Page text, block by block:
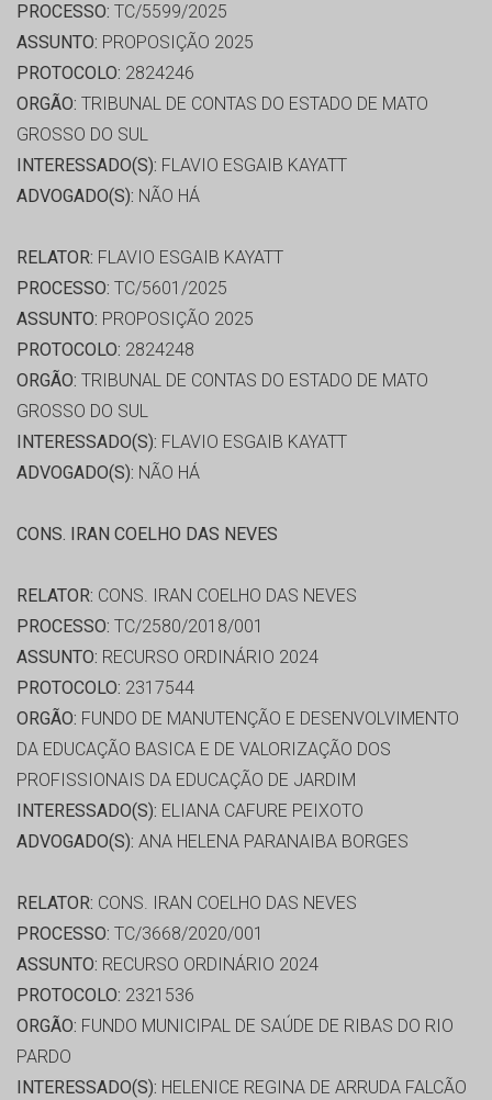
PROCESSO: TC/5599/2025
ASSUNTO: PROPOSIÇÃO 2025
PROTOCOLO: 2824246
ORGÃO: TRIBUNAL DE CONTAS DO ESTADO DE MATO
GROSSO DO SUL
INTERESSADO(S): FLAVIO ESGAIB KAYATT
ADVOGADO(S): NÃO HÁ
RELATOR: FLAVIO ESGAIB KAYATT
PROCESSO: TC/5601/2025
ASSUNTO: PROPOSIÇÃO 2025
PROTOCOLO: 2824248
ORGÃO: TRIBUNAL DE CONTAS DO ESTADO DE MATO
GROSSO DO SUL
INTERESSADO(S): FLAVIO ESGAIB KAYATT
ADVOGADO(S): NÃO HÁ
CONS. IRAN COELHO DAS NEVES
RELATOR: CONS. IRAN COELHO DAS NEVES
PROCESSO: TC/2580/2018/001
ASSUNTO: RECURSO ORDINÁRIO 2024
PROTOCOLO: 2317544
ORGÃO: FUNDO DE MANUTENÇÃO E DESENVOLVIMENTO
DA EDUCAÇÃO BASICA E DE VALORIZAÇÃO DOS
PROFISSIONAIS DA EDUCAÇÃO DE JARDIM
INTERESSADO(S): ELIANA CAFURE PEIXOTO
ADVOGADO(S): ANA HELENA PARANAIBA BORGES
RELATOR: CONS. IRAN COELHO DAS NEVES
PROCESSO: TC/3668/2020/001
ASSUNTO: RECURSO ORDINÁRIO 2024
PROTOCOLO: 2321536
ORGÃO: FUNDO MUNICIPAL DE SAÚDE DE RIBAS DO RIO
PARDO
INTERESSADO(S): HELENICE REGINA DE ARRUDA FALCÃO